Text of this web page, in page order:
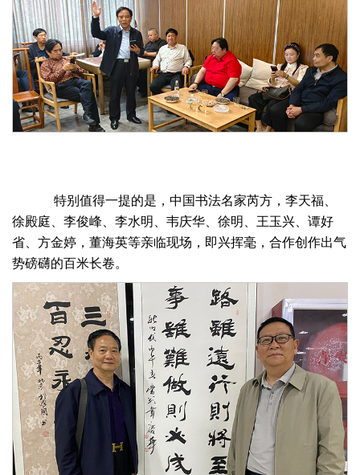
特别值得一提的是，中国书法名家芮方，李天福、
徐殿庭、李俊峰、李水明、韦庆华、徐明、王玉兴、谭好
省、方金婷，董海英等亲临现场，即兴挥毫，合作创作出气
势磅礴的百米长卷。